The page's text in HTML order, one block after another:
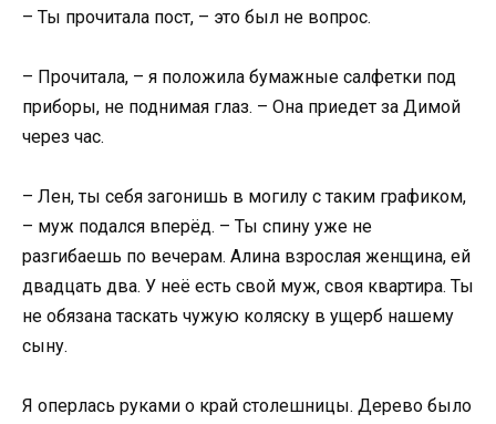
– Ты прочитала пост, – это был не вопрос.
– Прочитала, – я положила бумажные салфетки под
приборы, не поднимая глаз. – Она приедет за Димой
через час.
– Лен, ты себя загонишь в могилу с таким графиком,
– муж подался вперёд. – Ты спину уже не
разгибаешь по вечерам. Алина взрослая женщина, ей
двадцать два. У неё есть свой муж, своя квартира. Ты
не обязана таскать чужую коляску в ущерб нашему
сыну.
Я оперлась руками о край столешницы. Дерево было